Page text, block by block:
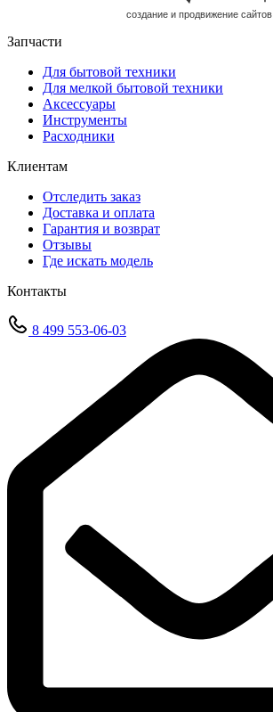
cоздание и продвижение сайтов
Запчасти
Для бытовой техники
Для мелкой бытовой техники
Аксессуары
Инструменты
Расходники
Клиентам
Отследить заказ
Доставка и оплата
Гарантия и возврат
Отзывы
Где искать модель
Контакты
8 499 553-06-03